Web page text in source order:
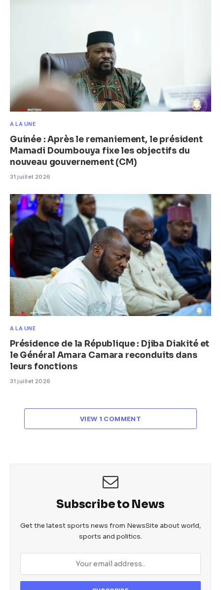
A LA UNE
Guinée : Après le remaniement, le président
Mamadi Doumbouya fixe les objectifs du
nouveau gouvernement (CM)
31 juillet 2026
A LA UNE
Présidence de la République : Djiba Diakité et
le Général Amara Camara reconduits dans
leurs fonctions
31 juillet 2026
VIEW 1 COMMENT
Subscribe to News
Get the latest sports news from NewsSite about world,
sports and politics.